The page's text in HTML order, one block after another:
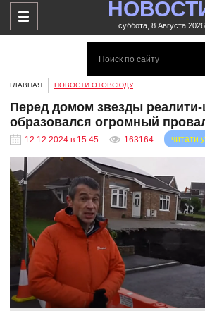
суббота, 8 Августа
ГЛАВНАЯ НОВОСТИ ОТОВСЮДУ
Перед домом звезды
образовался огромный
12.12.2024 в 15:45 163164 читати